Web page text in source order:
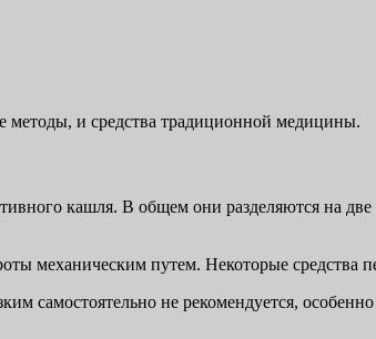
методы, и средства традиционной медицины.
кашля. В общем они разделяются на две
механическим путем. Некоторые средства
самостоятельно не рекомендуется,